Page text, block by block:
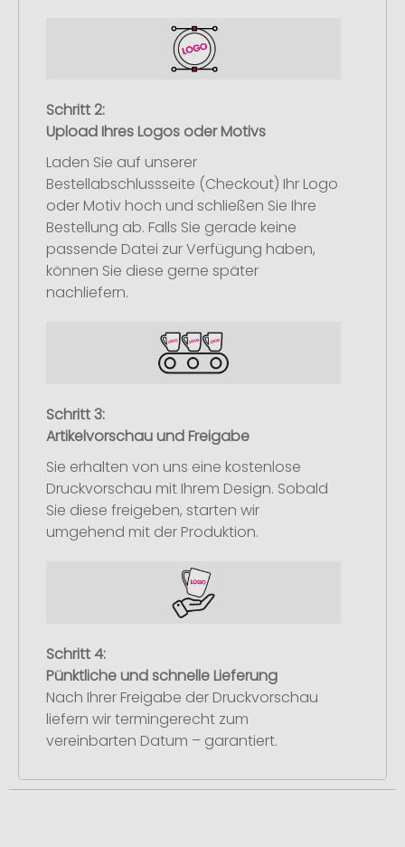
Schritt 2:
Upload Ihres Logos oder Motivs
Laden Sie auf unserer
Bestellabschlussseite (Checkout) Ihr Logo
oder Motiv hoch und schließen Sie Ihre
Bestellung ab. Falls Sie gerade keine
passende Datei zur Verfügung haben,
können Sie diese gerne später
nachliefern.
Schritt 3:
Artikelvorschau und Freigabe
Sie erhalten von uns eine kostenlose
Druckvorschau mit Ihrem Design. Sobald
Sie diese freigeben, starten wir
umgehend mit der Produktion.
Schritt 4:
Pünktliche und schnelle Lieferung
Nach Ihrer Freigabe der Druckvorschau
liefern wir termingerecht zum
vereinbarten Datum – garantiert.